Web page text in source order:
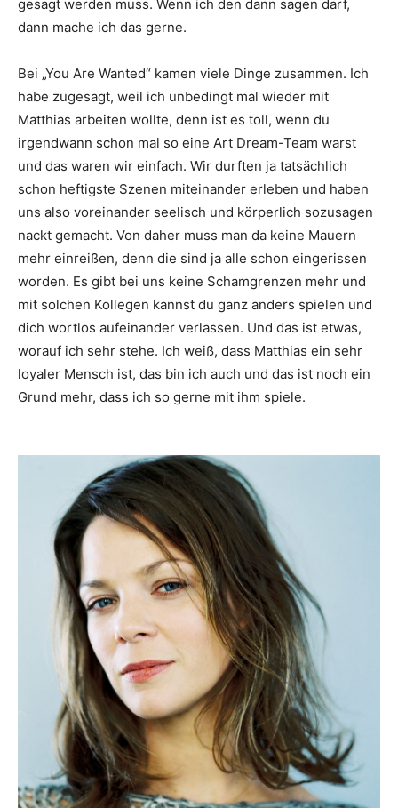
gesagt werden muss. Wenn ich den dann sagen darf,
dann mache ich das gerne.
Bei „You Are Wanted“ kamen viele Dinge zusammen. Ich
habe zugesagt, weil ich unbedingt mal wieder mit
Matthias arbeiten wollte, denn ist es toll, wenn du
irgendwann schon mal so eine Art Dream-Team warst
und das waren wir einfach. Wir durften ja tatsächlich
schon heftigste Szenen miteinander erleben und haben
uns also voreinander seelisch und körperlich sozusagen
nackt gemacht. Von daher muss man da keine Mauern
mehr einreißen, denn die sind ja alle schon eingerissen
worden. Es gibt bei uns keine Schamgrenzen mehr und
mit solchen Kollegen kannst du ganz anders spielen und
dich wortlos aufeinander verlassen. Und das ist etwas,
worauf ich sehr stehe. Ich weiß, dass Matthias ein sehr
loyaler Mensch ist, das bin ich auch und das ist noch ein
Grund mehr, dass ich so gerne mit ihm spiele.